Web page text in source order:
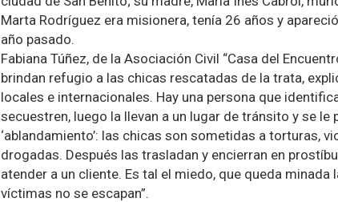
Marta Rodríguez era misionera, tenía 26 años y apareció
año pasado.
Fabiana Túñez, de la Asociación Civil “Casa del
brindan refugio a las chicas rescatadas de la trata,
locales e internacionales. Hay una persona que
secuestren, luego la llevan a un lugar de tránsito y se
‘ablandamiento’: las chicas son sometidas a torturas,
drogadas. Después las trasladan y encierran en
atender a un cliente. Es tal el miedo, que queda
víctimas no se escapan”.